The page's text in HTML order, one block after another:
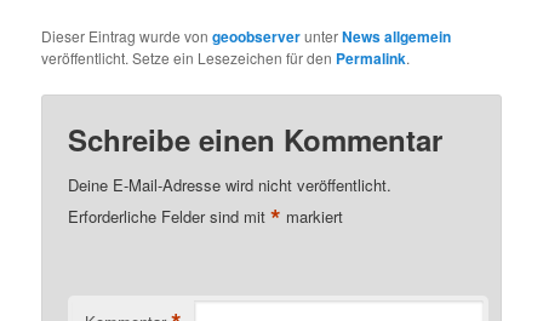
Dieser Eintrag wurde vongeoobserverunterNews allgemein
veröffentlicht. Setze ein Lesezeichen für den Permalink.
Schreibe einen Kommentar
Deine E-Mail-Adresse wird nicht veröffentlicht.
Erforderliche Felder sind mit* markiert